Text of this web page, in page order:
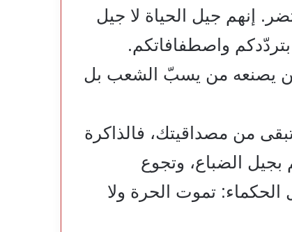
إنهم جيل الحياة لا جيل
بتردّدكم واصطفافاتكم.
فلن يصنعه من يسبّ الشعب بل
من مصداقيتك، فالذاكرة
الضباع، وتجوع
الحكماء: تموت الحرة ولا